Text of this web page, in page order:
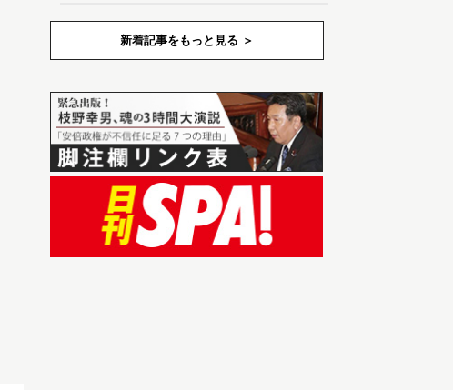
新着記事をもっと見る